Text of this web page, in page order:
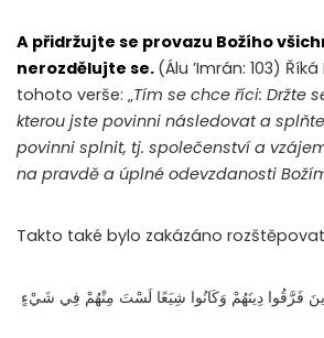
A přidržujte se provazu Božího
nerozdělujte se. (Álu ’Imrán: 103)
tohoto verše: „Tím se chce říci: Držte
kterou jste povinni následovat a
povinni splnit, tj. společenství a
na pravdě a úplné odevzdanosti
Takto také bylo zakázáno
فَرَّقُوا دِينَهُمْ وَكَانُوا شِيَعًا لَسْتَ مِنْهُمْ فِي شَيْءٍ